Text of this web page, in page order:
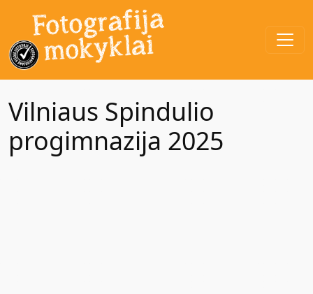
Vilniaus Spindulio
progimnazija 2025